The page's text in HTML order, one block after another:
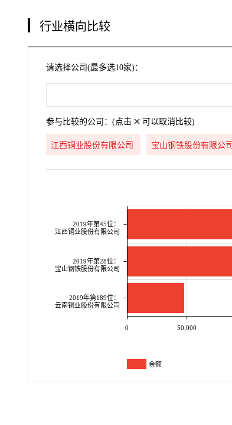
行业横向比较
请选择公司(最多选10家)：
参与比较的公司：(点击 可以取消比较)
江西铜业股份有限公司 宝山钢铁股份有限公司
2019年第45位：
江西铜业股份有限公司
2019年第28位：
宝山钢铁股份有限公司
2019年第189位：
云南铜业股份有限公司
0 50,000
金额